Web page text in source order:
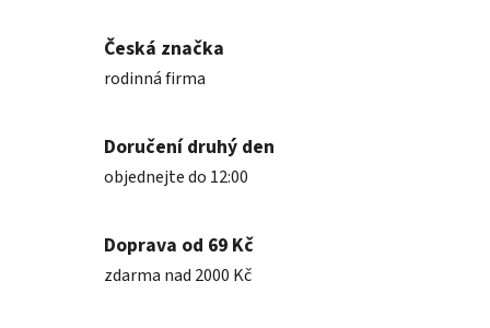
Česká značka
rodinná firma
Doručení druhý den
objednejte do 12:00
Doprava od 69 Kč
zdarma nad 2000 Kč